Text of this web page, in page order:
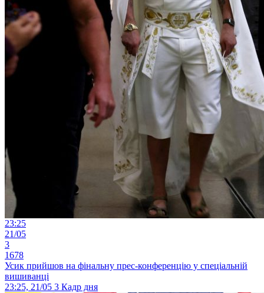
23:25
21/05
3
1678
Усик прийшов на фінальну прес-конференцію у спеціальній
вишиванці
23:25, 21/05 3 Кадр дня